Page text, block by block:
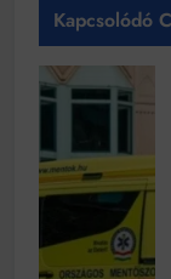
aki véget
vetett a
elkövetőt az
utcára, aki
ezután
távozott.
Kapcsolódó